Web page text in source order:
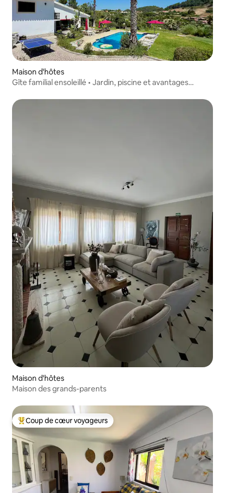
Maison d'hôtes
Gîte familial ensoleillé • Jardin, piscine et avantages
Maison d'hôtes
Maison des grands-parents
Coups de cœur voyageurs les plus appréciés
Coup de cœur voyageurs